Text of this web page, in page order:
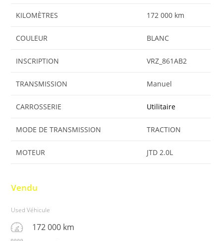
KILOMÈTRES 172 000 km
COULEUR BLANC
INSCRIPTION VRZ_861AB2
TRANSMISSION Manuel
CARROSSERIE Utilitaire
MODE DE TRANSMISSION TRACTION
MOTEUR JTD 2.0L
Vendu
Used Véhicule
172 000 km